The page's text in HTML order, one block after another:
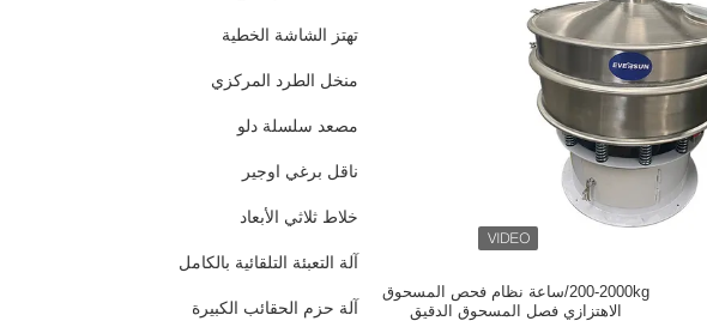
تهتز الشاشة الخطية
منخل الطرد المركزي
مصعد سلسلة دلو
ناقل برغي اوجير
خلاط ثلاثي الأبعاد
آلة التعبئة التلقائية بالكامل
آلة حزم الحقائب الكبيرة
200-2000kg/ساعة نظام فحص المسحوق
الاهتزازي فصل المسحوق الدقيق